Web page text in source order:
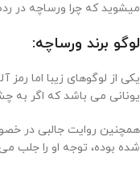
میشوید که چرا ورساچه در
لوگو برند ورساچه:
یکی از لوگوهای زیبا اما
یونانی می باشد که اگر به
همچنین روایت جالبی در
شده بوده، توجه او را جلب